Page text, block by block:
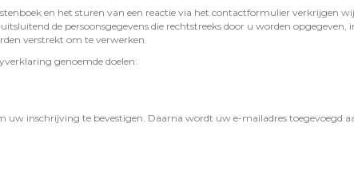
en het sturen van een reactie via het contactformulier verkrijgen
de persoonsgegevens die rechtstreeks door u worden opgegeven,
verstrekt om te verwerken.
genoemde doelen:
inschrijving te bevestigen. Daarna wordt uw e-mailadres toegevoegd